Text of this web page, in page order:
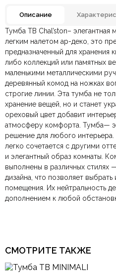
Описание
Тумба ТВ Chal’ston–
легким налетом ар-деко, это
предназначенный для хранения
либо коллекций или памятных
маленькими металлическими
деревянный комод на ножках
строгие линии. Эта тумба не
хранение вещей, но и станет
ореховый цвет добавит
атмосферу комфорта. Тумба—
решение для любого
легко сочетается с другими
и элегантный образ комнаты.
выполнены в различных стилях
дизайна, что позволяет
помещения. Их нейтральность
дополнением к любой
Цвет
Материал
Размеры ШxГxВ
Тип дизайна
Страна производитель
Тип продажи
По всей России:
компаниюСДЭК. Срок
По Москве и Санкт-
Яндекс.Доставка—
Оплата в салоне-
при самовывозе.
Безналичная оплата по
физических лиц.
Онлайн оплата картой—
сайт.
Отзывов ещё нет.
Ваша общая оценка
Заголовок вашего отзыва
Ваш отзыв
Ваше имя
мнение.
​
СМОТРИТЕ ТАКЖЕ